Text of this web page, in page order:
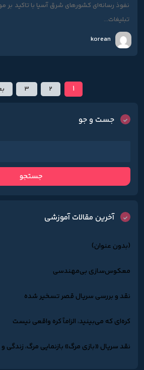
نفوذ رسانه‌ای کشورهای شرق آسیا با تاکید بر
تبلیغات...
korean
1
2
3
جست و جو
آخرین مقالات آموزشی
(بدون عنوان)
معکوس‌سازی بی‌مهندسی
نقد و بررسی سریال قصر تسخیر شده
کره‌ای که می‌بینید، الزاماً کره واقعی نیست
نقد سریال «بازی مرگ» بازنمایی مرگ، زندگی و